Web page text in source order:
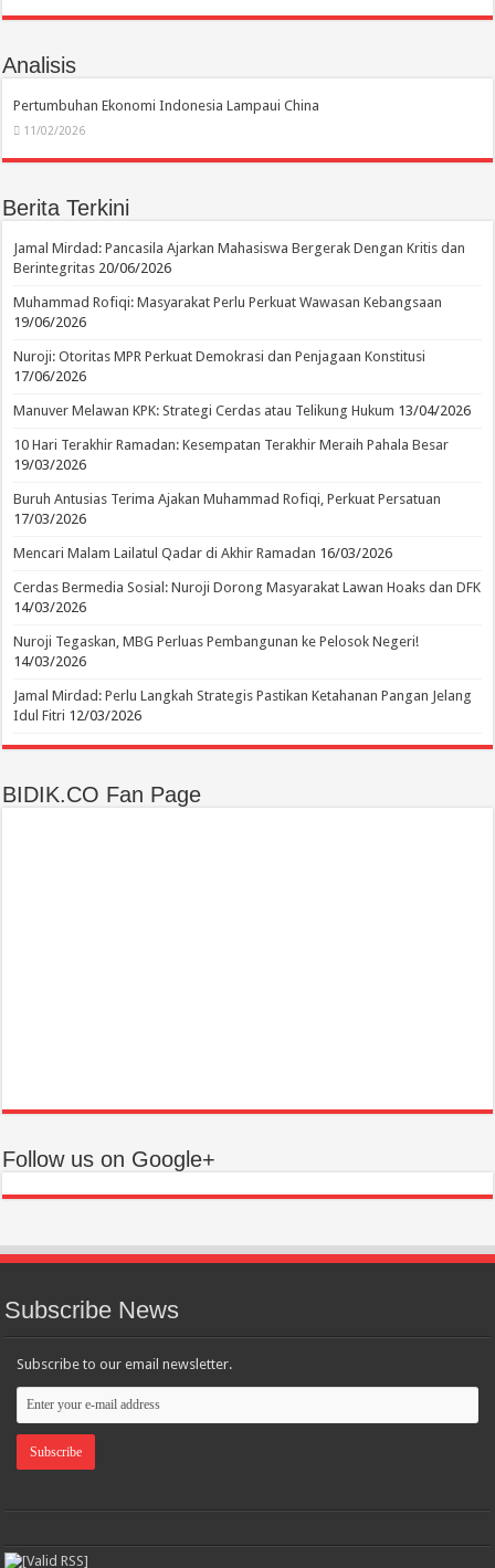
Analisis
Pertumbuhan Ekonomi Indonesia Lampaui China
11/02/2026
Berita Terkini
Jamal Mirdad: Pancasila Ajarkan Mahasiswa Bergerak Dengan Kritis dan
Berintegritas 20/06/2026
Muhammad Rofiqi: Masyarakat Perlu Perkuat Wawasan Kebangsaan
19/06/2026
Nuroji: Otoritas MPR Perkuat Demokrasi dan Penjagaan Konstitusi
17/06/2026
Manuver Melawan KPK: Strategi Cerdas atau Telikung Hukum 13/04/2026
10 Hari Terakhir Ramadan: Kesempatan Terakhir Meraih Pahala Besar
19/03/2026
Buruh Antusias Terima Ajakan Muhammad Rofiqi, Perkuat Persatuan
17/03/2026
Mencari Malam Lailatul Qadar di Akhir Ramadan 16/03/2026
Cerdas Bermedia Sosial: Nuroji Dorong Masyarakat Lawan Hoaks dan DFK
14/03/2026
Nuroji Tegaskan, MBG Perluas Pembangunan ke Pelosok Negeri!
14/03/2026
Jamal Mirdad: Perlu Langkah Strategis Pastikan Ketahanan Pangan Jelang
Idul Fitri 12/03/2026
BIDIK.CO Fan Page
Follow us on Google+
Subscribe News
Subscribe to our email newsletter.